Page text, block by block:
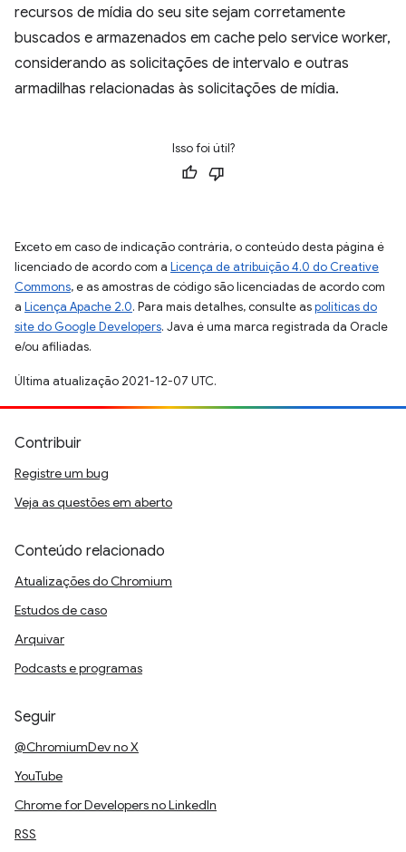
recursos de mídia do seu site sejam corretamente
buscados e armazenados em cache pelo service worker,
considerando as solicitações de intervalo e outras
armadilhas relacionadas às solicitações de mídia.
Isso foi útil?
Exceto em caso de indicação contrária, o conteúdo desta página é
licenciado de acordo com a Licença de atribuição 4.0 do Creative
Commons, e as amostras de código são licenciadas de acordo com
a Licença Apache 2.0. Para mais detalhes, consulte aspolíticas do
site do Google Developers. Java é uma marca registrada da Oracle
e/ou afiliadas.
Última atualização 2021-12-07 UTC.
Contribuir
Registre um bug
Veja as questões em aberto
Conteúdo relacionado
Atualizações do Chromium
Estudos de caso
Arquivar
Podcasts e programas
Seguir
@ChromiumDev no X
YouTube
Chrome for Developers no LinkedIn
RSS